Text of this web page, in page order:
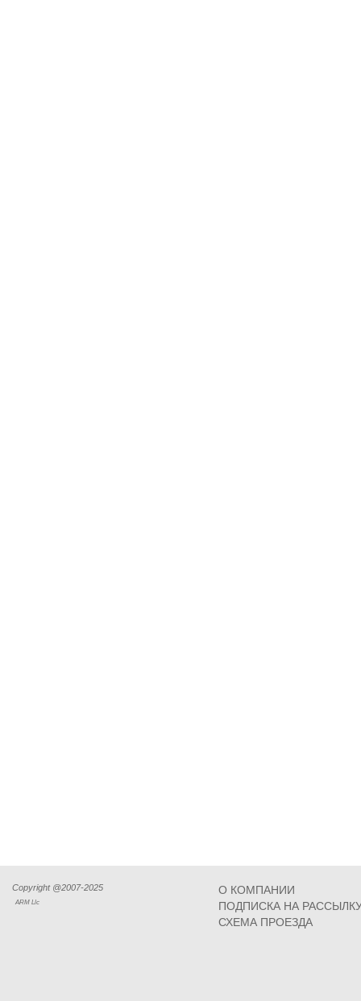
Copyright @2007-2025
ARM Llc
О КОМПАНИИ
ПОДПИСКА НА
СХЕМА ПРОЕЗДА